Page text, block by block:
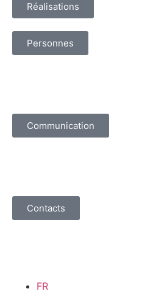
Réalisations
Personnes
Communication
Contacts
FR